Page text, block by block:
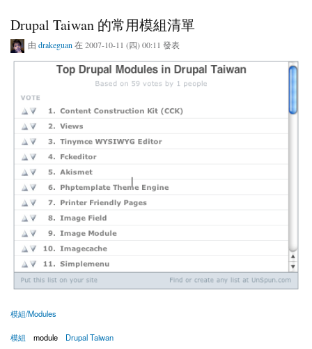
Drupal Taiwan 的常用模組清單
由 drakeguan 在 2007-10-11 (四) 00:11 發表
模組/Modules
模組 module Drupal Taiwan